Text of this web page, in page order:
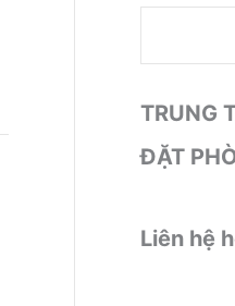
TRUNG
ĐẶT
Liên hệ